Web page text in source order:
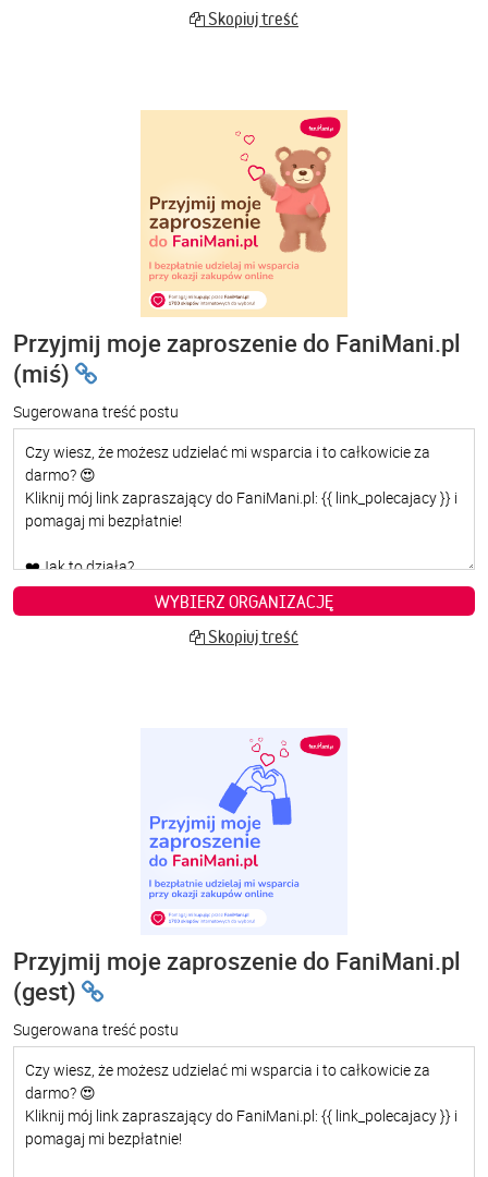
Skopiuj treść
Przyjmij moje zaproszenie do FaniMani.pl
(miś)
Sugerowana treść postu
WYBIERZ ORGANIZACJĘ
Skopiuj treść
Przyjmij moje zaproszenie do FaniMani.pl
(gest)
Sugerowana treść postu